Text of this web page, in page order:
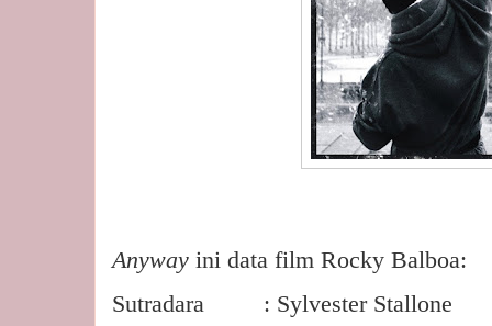
Anyway ini data film Rocky Balboa:
Sutradara
: Sylvester Stallone